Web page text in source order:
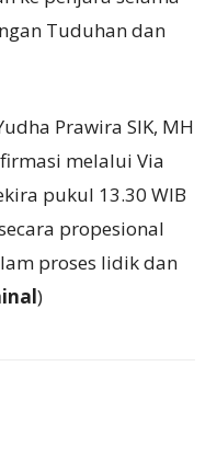
Tuduhan dan
Prawira SIK, MH
melalui Via
pukul 13.30 WIB
propesional
proses lidik dan
)